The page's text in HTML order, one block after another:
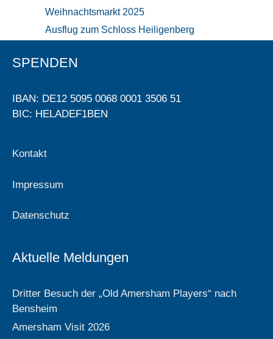
Weihnachtsmarkt 2025
Ausflug zum Schloss Heiligenberg
SPENDEN
IBAN: DE12 5095 0068 0001 3506 51
BIC: HELADEF1BEN
Kontakt
Impressum
Datenschutz
Aktuelle Meldungen
Dritter Besuch der „Old Amersham Players“ nach
Bensheim
Amersham Visit 2026